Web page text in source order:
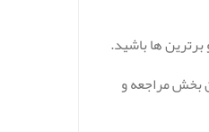
برترین ها باشید.
بخش مراجعه و